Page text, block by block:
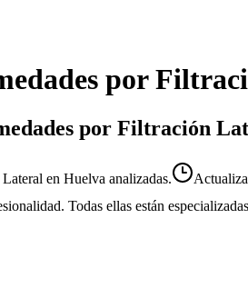
por
por Filtración
en Huelva analizadas.
Todas ellas están